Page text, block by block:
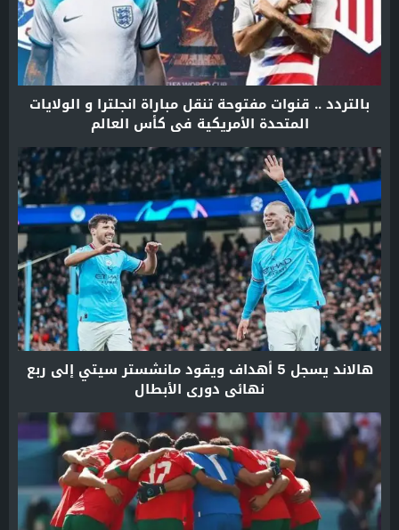
بالتردد .. قنوات مفتوحة تنقل مباراة انجلترا و الولايات
المتحدة الأمريكية في كأس العالم
هالاند يسجل 5 أهداف ويقود مانشستر سيتي إلى ربع
نهائي دوري الأبطال